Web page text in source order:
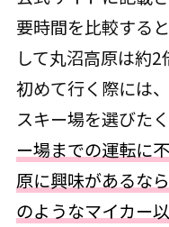
要時間を比較する
して丸沼高原は約
初めて行く際には
スキー場を選びた
ー場までの運転に
原に興味があるな
のようなマイカー